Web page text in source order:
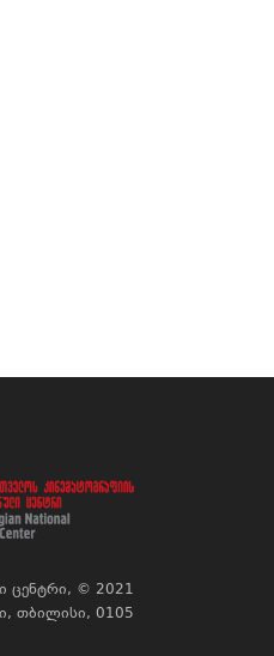
ცენტრი, © 2021
თბილისი, 0105